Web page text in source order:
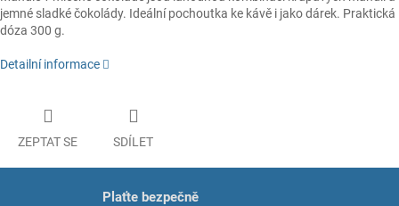
jemné sladké čokolády. Ideální pochoutka ke kávě i jako dárek. Praktická
dóza 300 g.
Detailní informace
ZEPTAT SE SDÍLET
Plaťte bezpečně